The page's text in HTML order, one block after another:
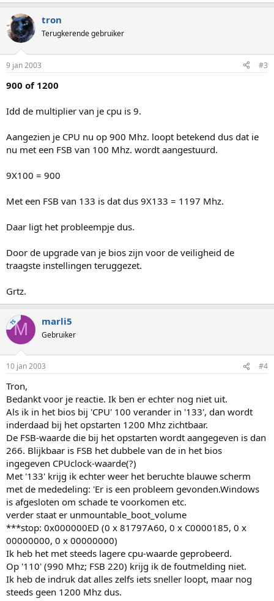
tron
Terugkerende gebruiker
9 jan 2003 #3
900 of 1200
Idd de multiplier van je cpu is 9.
Aangezien je CPU nu op 900 Mhz. loopt betekend dus dat ie
nu met een FSB van 100 Mhz. wordt aangestuurd.
9X100 = 900
Met een FSB van 133 is dat dus 9X133 = 1197 Mhz.
Daar ligt het probleempje dus.
Door de upgrade van je bios zijn voor de veiligheid de
traagste instellingen teruggezet.
Grtz.
TSM marli5
Gebruiker
10 jan 2003 #4
Tron,
Bedankt voor je reactie. Ik ben er echter nog niet uit.
Als ik in het bios bij 'CPU' 100 verander in '133', dan wordt
inderdaad bij het opstarten 1200 Mhz zichtbaar.
De FSB-waarde die bij het opstarten wordt aangegeven is dan
266. Blijkbaar is FSB het dubbele van de in het bios
ingegeven CPUclock-waarde(?)
Met '133' krijg ik echter weer het beruchte blauwe scherm
met de mededeling: 'Er is een probleem gevonden.Windows
is afgesloten om schade te voorkomen etc.
verder staat er unmountable_boot_volume
***stop: 0x000000ED (0 x 81797A60, 0 x C0000185, 0 x
00000000, 0 x 00000000)
Ik heb het met steeds lagere cpu-waarde geprobeerd.
Op '110' (990 Mhz; FSB 220) krijg ik de foutmelding niet.
Ik heb de indruk dat alles zelfs iets sneller loopt, maar nog
steeds geen 1200 Mhz dus.